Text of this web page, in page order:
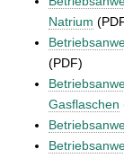
Natrium
(PDF)
Gasflaschen